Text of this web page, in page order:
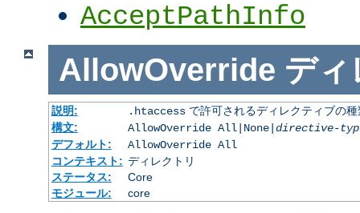
AcceptPathInfo
AllowOverride ディ
説明: .htaccessで許可されるディレクティブの種
構文:
AllowOverride All|None| directive-
デフォルト:
AllowOverride All
コンテキスト: ディレクトリ
ステータス:
Core
モジュール:
core